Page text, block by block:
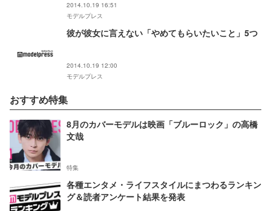
2014.10.19 16:51
モデルプレス
彼が彼女に言えない「やめてもらいたいこと」5つ
2014.10.19 12:00
モデルプレス
おすすめ特集
8月のカバーモデルは映画「ブルーロック」の高橋
文哉
特集
各種エンタメ・ライフスタイルにまつわるランキン
グ＆読者アンケート結果を発表